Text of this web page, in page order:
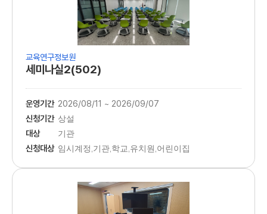
교육연구정보원
세미나실2(502)
운영기간 2026/08/11 ~ 2026/09/07
신청기간 상설
대상 기관
신청대상 임시계정,기관,학교,유치원,어린이집